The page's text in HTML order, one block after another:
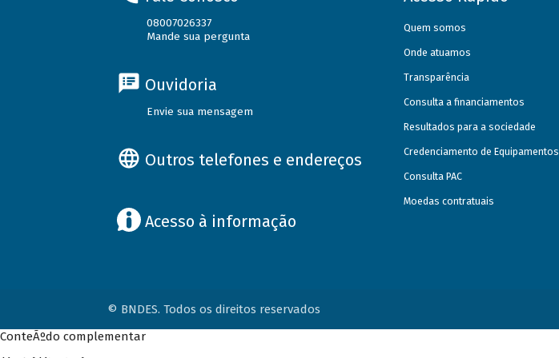
08007026337
Mande sua pergunta
Ouvidoria
Envie sua mensagem
Outros telefones e endereços
Acesso à informação
Quem somos
Onde atuamos
Transparência
Consulta a financiamentos
Resultados para a sociedade
Credenciamento de Equipamentos
Consulta PAC
Moedas contratuais
© BNDES. Todos os direitos reservados
ConteÃºdo complementar